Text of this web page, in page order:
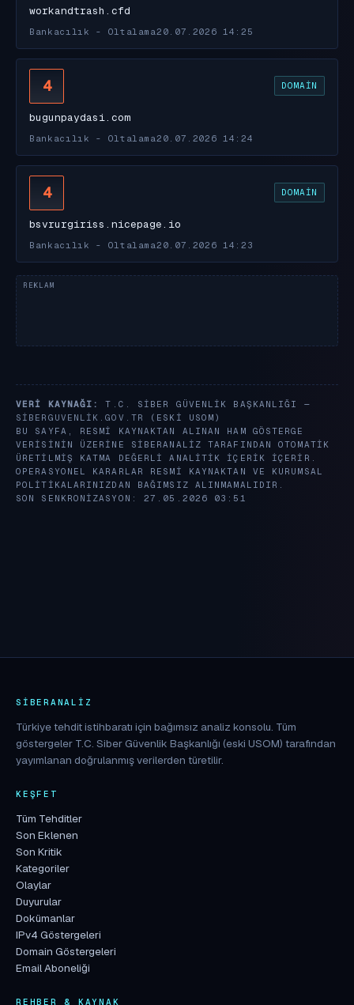
workandtrash.cfd
Bankacılık - Oltalama20.07.2026 14:25
4 DOMAIN
bugunpaydasi.com
Bankacılık - Oltalama20.07.2026 14:24
4 DOMAIN
bsvrurgiriss.nicepage.io
Bankacılık - Oltalama20.07.2026 14:23
VERI KAYNAĞI:
T.C. SIBER GÜVENLIK BAŞKANLIĞI —
SIBERGUVENLIK.GOV.TR
(ESKI USOM)
BU SAYFA, RESMI KAYNAKTAN ALINAN HAM GÖSTERGE
VERISININ ÜZERINE SIBERANALIZ TARAFINDAN OTOMATIK
ÜRETILMIŞ KATMA DEĞERLI ANALITIK IÇERIK IÇERIR.
OPERASYONEL KARARLAR RESMI KAYNAKTAN VE KURUMSAL
POLITIKALARINIZDAN BAĞIMSIZ ALINMAMALIDIR.
SON SENKRONIZASYON: 27.05.2026 03:51
SIBERANALIZ
Türkiye tehdit istihbaratı için bağımsız analiz konsolu. Tüm
göstergeler T.C. Siber Güvenlik Başkanlığı (eski USOM) tarafından
yayımlanan doğrulanmış verilerden türetilir.
KEŞFET
Tüm Tehditler
Son Eklenen
Son Kritik
Kategoriler
Olaylar
Duyurular
Dokümanlar
IPv4 Göstergeleri
Domain Göstergeleri
Email Aboneliği
REHBER & KAYNAK